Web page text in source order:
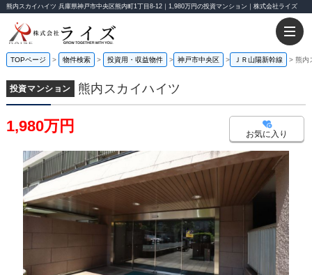
熊内スカイハイツ 兵庫県神戸市中央区熊内町1丁目8-12｜1,980万円の投資マンション｜株式会社ライズ
TOPページ 物件検索 投資用・収益物件 神戸市中央区 ＪＲ山陽新幹線 熊内
投資マンション 熊内スカイハイツ
1,980万円 お気に入り